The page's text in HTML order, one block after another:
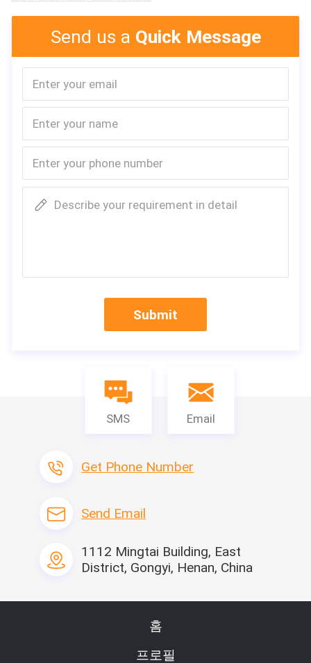
해고됩니다.
Send us a Quick Message
Describe your requirement in detail
Submit
SMS Email
Get Phone Number
Send Email
1112 Mingtai Building, East
District, Gongyi, Henan, China
홈
프로필